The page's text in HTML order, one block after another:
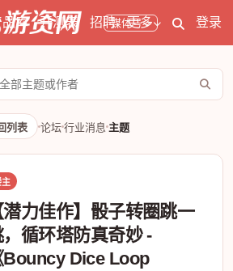
媒体号
品库 开测表 招聘 更多 登录
列表 论坛 行业消息 主题
主
潜力佳作】骰子转圈跳一
循环塔防真奇妙 -
Bouncy Dice Loop